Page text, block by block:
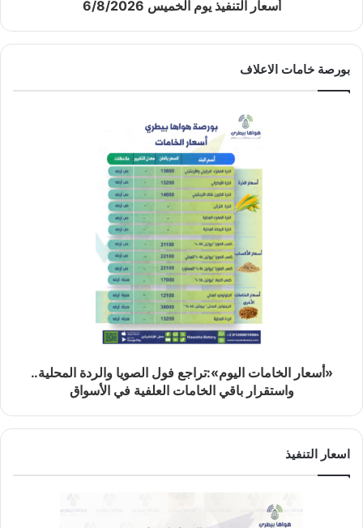
أسعار التنفيذ يوم الخميس 6/8/2026
بورصة خامات الاعلاف
«أسعار الخامات اليوم»:تراجع فول الصويا والردة المحلية..
واستقرار باقي الخامات العلفية في الأسواق
اسعار التنفيذ